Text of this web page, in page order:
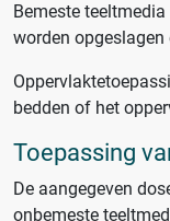
Bemeste
worden
bedden of het
Toepassing
De aangegeven
onbemeste